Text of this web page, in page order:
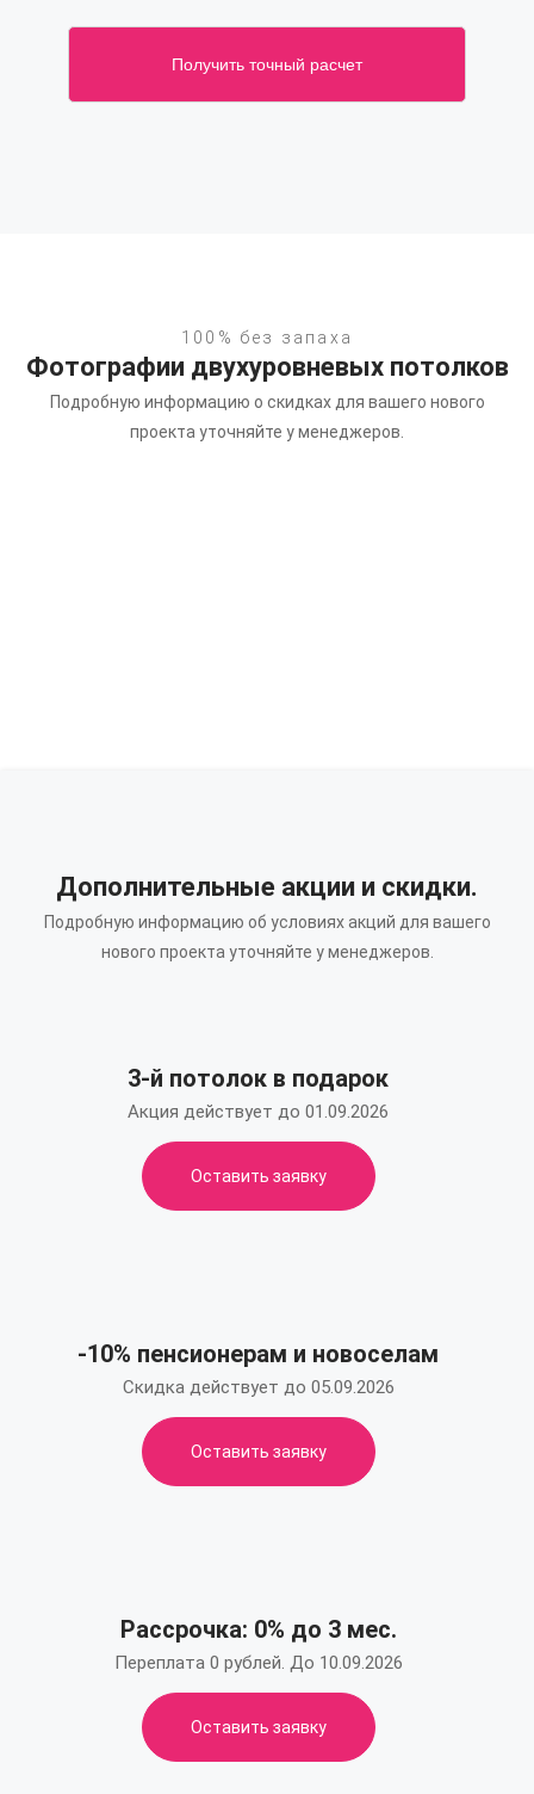
Получить точный расчет
100% без запаха
Фотографии двухуровневых потолков
Подробную информацию о скидках для вашего нового
проекта уточняйте у менеджеров.
Дополнительные акции и скидки.
Подробную информацию об условиях акций для вашего
нового проекта уточняйте у менеджеров.
3-й потолок в подарок
Акция действует до 01.09.2026
Оставить заявку
-10% пенсионерам и новоселам
Скидка действует до 05.09.2026
Оставить заявку
Рассрочка: 0% до 3 мес.
Переплата 0 рублей. До 10.09.2026
Оставить заявку